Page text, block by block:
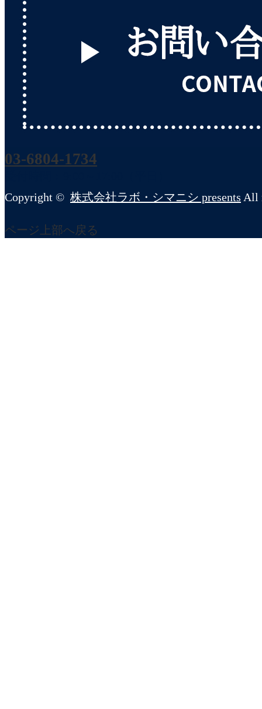
03-6804-1734
Copyright © 株式会社ラボ・シマニシ presents All
ページ上部へ戻る